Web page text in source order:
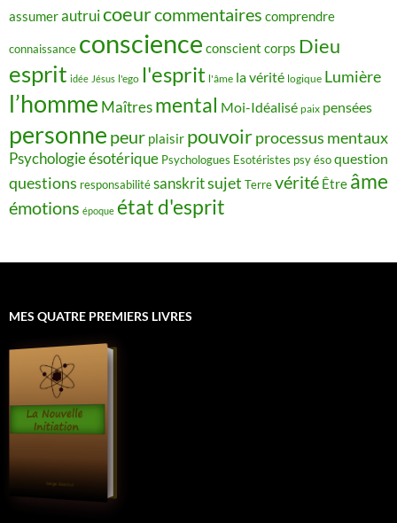
assumerautruicoeurcommentaires comprendre
connaissance conscience conscient corps Dieu
esprit idée Jésus l'ego l'esprit l'âme la vérité logique Lumière
l’homme Maîtres mental Moi-Idéalisé paix pensées
personne peur plaisir pouvoirprocessus mentaux
Psychologie ésotérique Psychologues Esotéristes psy ésoquestion
questions responsabilitésanskritsujet Terrevérité Être âme
émotions époque état d'esprit
MES QUATRE PREMIERS LIVRES